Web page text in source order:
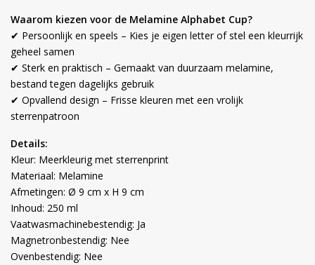
Waarom kiezen voor de Melamine Alphabet Cup?
✔ Persoonlijk en speels – Kies je eigen letter of stel een kleurrijk
geheel samen
✔ Sterk en praktisch – Gemaakt van duurzaam melamine,
bestand tegen dagelijks gebruik
✔ Opvallend design – Frisse kleuren met een vrolijk
sterrenpatroon
Details:
Kleur: Meerkleurig met sterrenprint
Materiaal: Melamine
Afmetingen: Ø 9 cm x H 9 cm
Inhoud: 250 ml
Vaatwasmachinebestendig: Ja
Magnetronbestendig: Nee
Ovenbestendig: Nee